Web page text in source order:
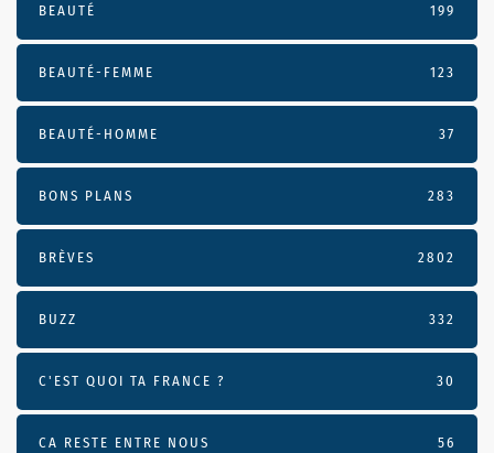
BEAUTÉ 199
BEAUTÉ-FEMME 123
BEAUTÉ-HOMME 37
BONS PLANS 283
BRÈVES 2802
BUZZ 332
C'EST QUOI TA FRANCE ? 30
CA RESTE ENTRE NOUS 56